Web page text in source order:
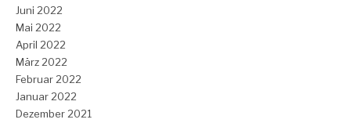
Juni 2022
Mai 2022
April 2022
März 2022
Februar 2022
Januar 2022
Dezember 2021